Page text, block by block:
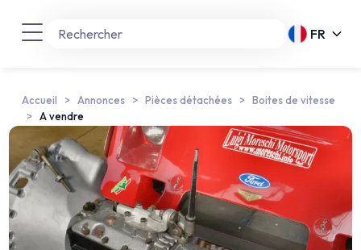
FR
Accueil Annonces Pièces détachées
Boites de vitesse
A vendre